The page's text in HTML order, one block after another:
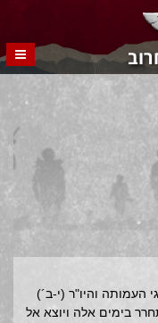
העמותה והיו"ר (י-ב´)
בימים אלה ויוצא אל